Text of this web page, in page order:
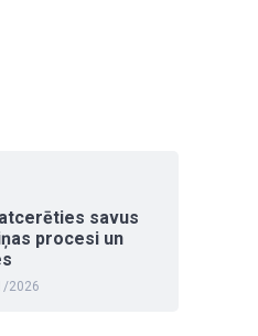
savus
procesi un
2026